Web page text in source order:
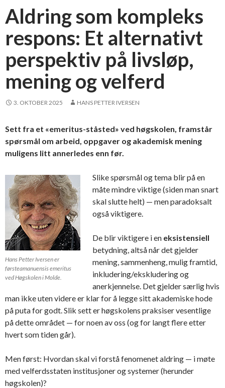
Aldring som kompleks
respons: Et alternativt
perspektiv på livsløp,
mening og velferd
3. OKTOBER 2025 HANS PETTER IVERSEN
Sett fra et «emeritus-ståsted» ved høgskolen, framstår
spørsmål om arbeid, oppgaver og akademisk mening
muligens litt annerledes enn før.
Hans Petter Iversen er
førsteamanuensis emeritus
ved Høgskolen i Molde.
Slike spørsmål og tema blir på en
måte mindre viktige (siden man snart
skal slutte helt) — men paradoksalt
også viktigere.
De blir viktigere i en eksistensiell
betydning, altså når det gjelder
mening, sammenheng, mulig framtid,
inkludering/ekskludering og
anerkjennelse. Det gjelder særlig hvis
man ikke uten videre er klar for å legge sitt akademiske hode
på puta for godt. Slik sett er høgskolens praksiser vesentlige
på dette området — for noen av oss (og for langt flere etter
hvert som tiden går).
Men først: Hvordan skal vi forstå fenomenet aldring — i møte
med velferdsstaten institusjoner og systemer (herunder
høgskolen)?